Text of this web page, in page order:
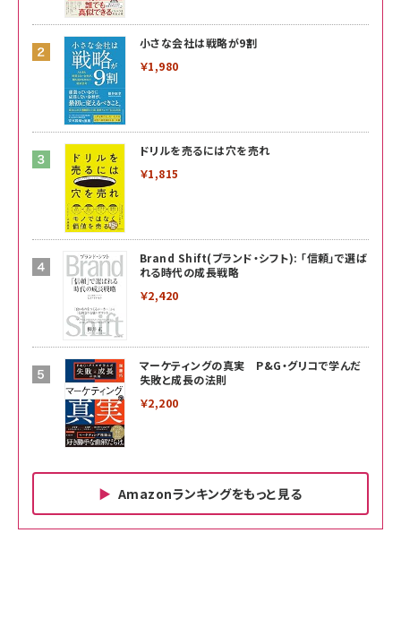
小さな会社は戦略が9割
￥1,980
ドリルを売るには穴を売れ
￥1,815
Brand Shift(ブランド・シフト): 「信頼」で選ば
れる時代の成長戦略
￥2,420
マーケティングの真実 P&G・グリコで学んだ
失敗と成長の法則
￥2,200
Amazonランキングをもっと見る